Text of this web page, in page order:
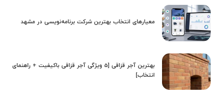
معیارهای انتخاب بهترین شرکت برنامه‌نویسی در مشهد
بهترین آجر قزاقی [5 ویژگی آجر قزاقی باکیفیت + راهنمای
انتخاب]